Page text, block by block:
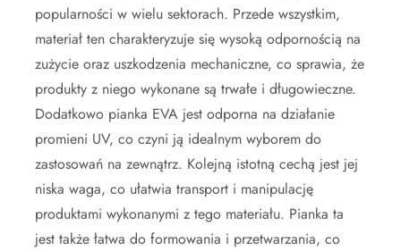
popularności w wielu sektorach. Przede wszystkim,
materiał ten charakteryzuje się wysoką odpornością na
zużycie oraz uszkodzenia mechaniczne, co sprawia, że
produkty z niego wykonane są trwałe i długowieczne.
Dodatkowo pianka EVA jest odporna na działanie
promieni UV, co czyni ją idealnym wyborem do
zastosowań na zewnątrz. Kolejną istotną cechą jest jej
niska waga, co ułatwia transport i manipulację
produktami wykonanymi z tego materiału. Pianka ta
jest także łatwa do formowania i przetwarzania, co